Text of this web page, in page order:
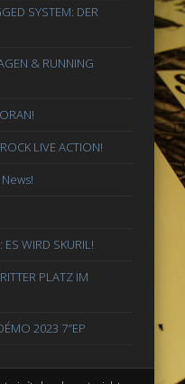
SYSTEM: DER
& RUNNING
LIVE ACTION!
ES WIRD SKURIL!
PLATZ IM
2023 7″EP